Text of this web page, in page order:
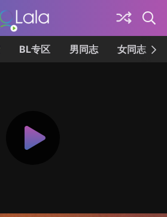
BL专区 男同志 女同志